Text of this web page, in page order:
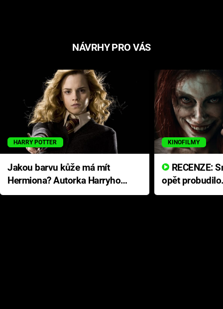
NÁVRHY PRO VÁS
HARRY POTTER
Jakou barvu kůže má mít
Hermiona? Autorka Harryho
Pottera přišla s ráznou
KINOFILMY
opět
přichází s